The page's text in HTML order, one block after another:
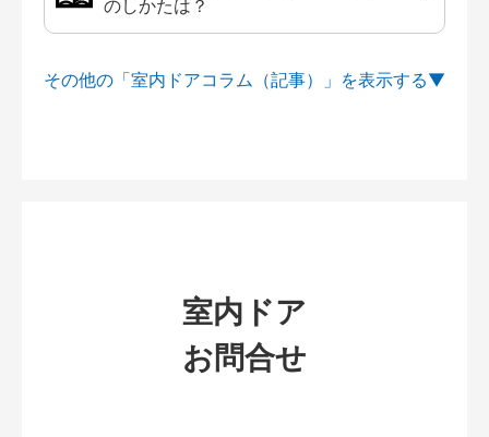
のしかたは？
その他の「室内ドアコラム（記事）」を
室内ドア
お問合せ